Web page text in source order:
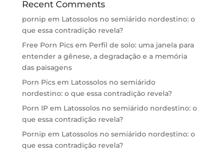
Recent Comments
pornip em Latossolos no semiárido nordestino: o
que essa contradição revela?
Free Porn Picsem Perfil de solo: uma janela para
entender a gênese, a degradação e a memória
das paisagens
Porn Picsem Latossolos no semiárido
nordestino: o que essa contradição revela?
Porn IPem Latossolos no semiárido nordestino: o
que essa contradição revela?
Pornip em Latossolos no semiárido nordestino: o
que essa contradição revela?